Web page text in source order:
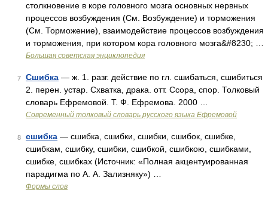
столкновение в коре головного мозга основных нервных
процессов возбуждения (См. Возбуждение) и торможения
(См. Торможение), взаимодействие процессов возбуждения
и торможения, при котором кора головного мозга&#8230; …
Большая советская энциклопедия
7 Сшибка — ж. 1. разг. действие по гл. сшибаться, сшибиться
2. перен. устар. Схватка, драка. отт. Ссора, спор. Толковый
словарь Ефремовой. Т. Ф. Ефремова. 2000 …
Современный толковый словарь русского языка Ефремовой
8 сшибка — сшибка, сшибки, сшибки, сшибок, сшибке,
сшибкам, сшибку, сшибки, сшибкой, сшибкою, сшибками,
сшибке, сшибках (Источник: «Полная акцентуированная
парадигма по А. А. Зализняку») …
Формы слов